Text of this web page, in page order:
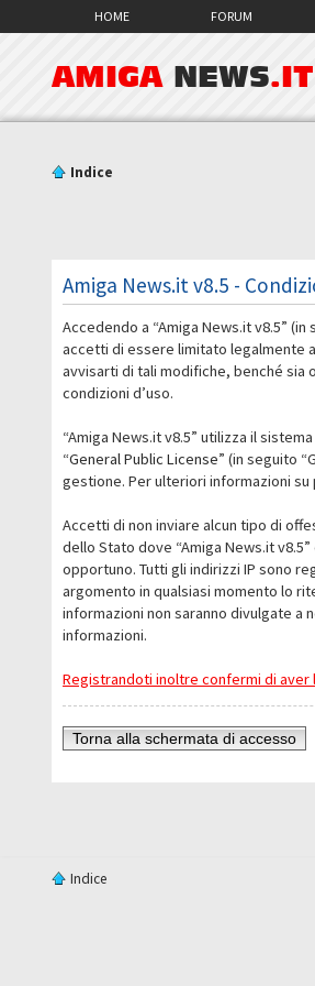
HOME FORUM
AMIGA NEWS.IT
Indice
Amiga News.it v8.5 -
Accedendo a “Amiga News.it v8.5”
accetti di essere limitato legalmente
avvisarti di tali modifiche, benché sia
condizioni d’uso.
“Amiga News.it v8.5” utilizza il
“General Public License” (in seguito
gestione. Per ulteriori informazioni su
Accetti di non inviare alcun tipo di
dello Stato dove “Amiga News.it
opportuno. Tutti gli indirizzi IP sono
argomento in qualsiasi momento lo
informazioni non saranno divulgate a
informazioni.
Registrandoti inoltre confermi di aver
Torna alla schermata di accesso
Indice